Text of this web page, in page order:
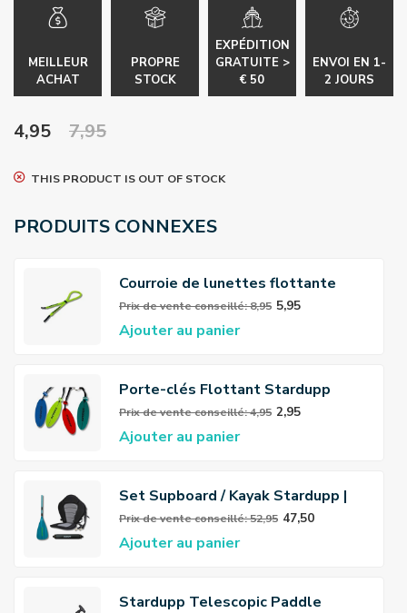
MEILLEUR
ACHAT
PROPRE
STOCK
EXPÉDITION
GRATUITE >
€ 50
ENVOI EN 1-
2 JOURS
4,95 7,95
THIS PRODUCT IS OUT OF STOCK
PRODUITS CONNEXES
Courroie de lunettes flottante
Stardupp
Prix ​​de vente conseillé: 8,95 5,95
Ajouter au panier
Porte-clés Flottant Stardupp
Prix ​​de vente conseillé: 4,95 2,95
Ajouter au panier
Set Supboard / Kayak Stardupp |
Siège + Pale + Repose-pieds
Prix ​​de vente conseillé: 52,95 47,50
Ajouter au panier
Stardupp Telescopic Paddle